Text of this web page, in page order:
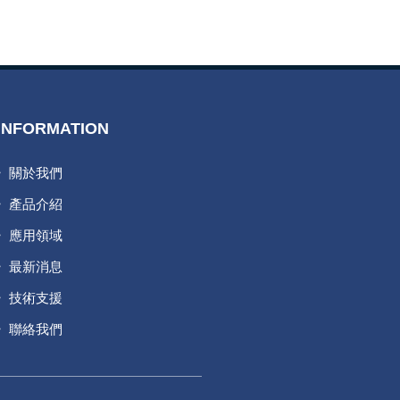
關於我們
產品介紹
應用領域
最新消息
技術支援
聯絡我們